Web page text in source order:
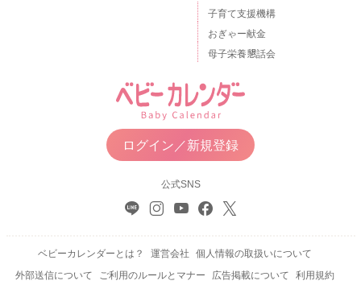
子育て支援機構
おぎゃー献金
母子栄養懇話会
ログイン／新規登録
公式SNS
ベビーカレンダーとは？ 運営会社
個人情報の取扱いについて
外部送信について
ご利用のルールとマナー 広告掲載について 利用規約